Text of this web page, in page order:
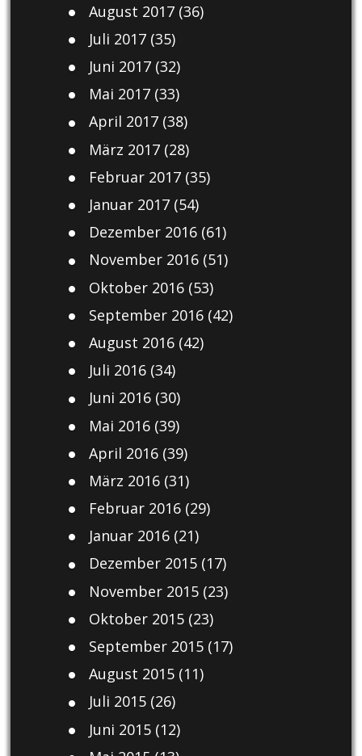
August 2017(36)
Juli 2017(35)
Juni 2017(32)
Mai 2017(33)
April 2017(38)
März 2017(28)
Februar 2017(35)
Januar 2017(54)
Dezember 2016(61)
November 2016(51)
Oktober 2016(53)
September 2016(42)
August 2016(42)
Juli 2016(34)
Juni 2016(30)
Mai 2016(39)
April 2016(39)
März 2016(31)
Februar 2016(29)
Januar 2016(21)
Dezember 2015(17)
November 2015(23)
Oktober 2015(23)
September 2015(17)
August 2015(11)
Juli 2015(26)
Juni 2015(12)